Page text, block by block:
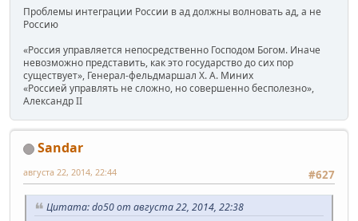
Проблемы интеграции России в ад должны волновать ад, а не
Россию
«Россия управляется непосредственно Господом Богом. Иначе
невозможно представить, как это государство до сих пор
существует», Генерал-фельдмаршал Х. А. Миних
«Россией управлять не сложно, но совершенно бесполезно»,
Александр II
Sandar
#627
августа 22, 2014, 22:44
Цитата: do50 от августа 22, 2014, 22:38